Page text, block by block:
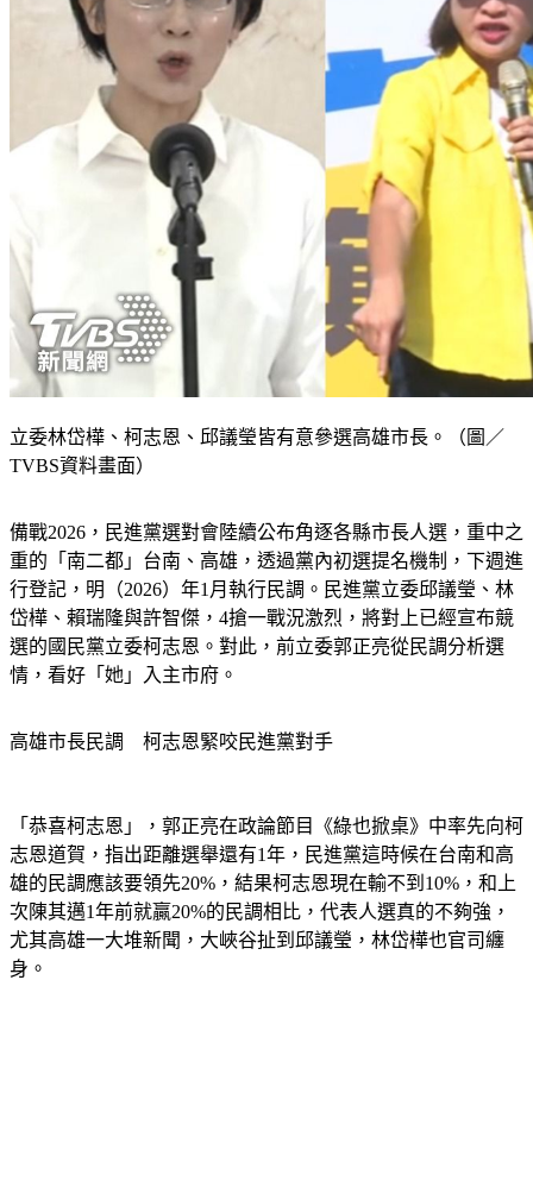
立委林岱樺、柯志恩、邱議瑩皆有意參選高雄市長。（圖／
TVBS資料畫面）
備戰2026，民進黨選對會陸續公布角逐各縣市長人選，重中之
重的「南二都」台南、高雄，透過黨內初選提名機制，下週進
行登記，明（2026）年1月執行民調。民進黨立委邱議瑩、林
岱樺、賴瑞隆與許智傑，4搶一戰況激烈，將對上已經宣布競
選的國民黨立委柯志恩。對此，前立委郭正亮從民調分析選
情，看好「她」入主市府。
高雄市長民調　柯志恩緊咬民進黨對手
「恭喜柯志恩」，郭正亮在政論節目《綠也掀桌》中率先向柯
志恩道賀，指出距離選舉還有1年，民進黨這時候在台南和高
雄的民調應該要領先20%，結果柯志恩現在輸不到10%，和上
次陳其邁1年前就贏20%的民調相比，代表人選真的不夠強，
尤其高雄一大堆新聞，大峽谷扯到邱議瑩，林岱樺也官司纏
身。